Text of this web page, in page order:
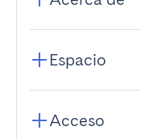
Espacio
Acceso